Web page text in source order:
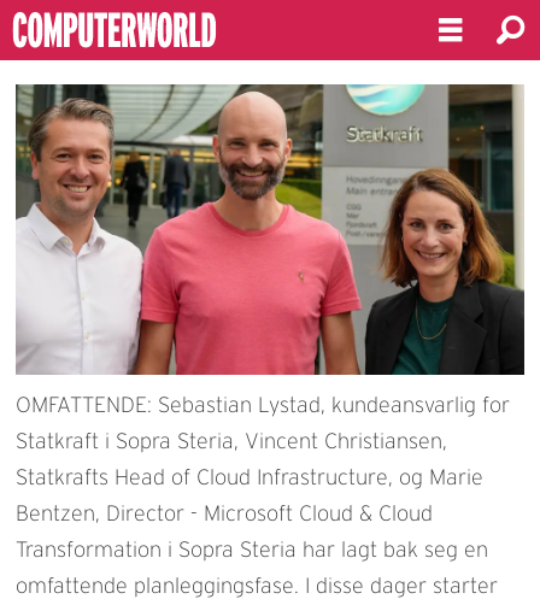
OMFATTENDE: Sebastian Lystad, kundeansvarlig for
Statkraft i Sopra Steria, Vincent Christiansen,
Statkrafts Head of Cloud Infrastructure, og Marie
Bentzen, Director - Microsoft Cloud & Cloud
Transformation i Sopra Steria har lagt bak seg en
omfattende planleggingsfase. I disse dager starter